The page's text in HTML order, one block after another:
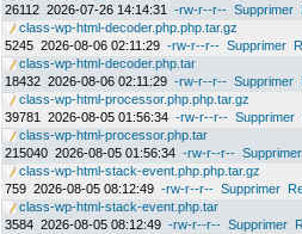
26112 2026-07-26 14:14:31 -rw-r--r-- Supprimer
class-wp-html-decoder.php.php.tar.gz
5245 2026-08-06 02:11:29 -rw-r--r-- Supprimer
class-wp-html-decoder.php.tar
18432 2026-08-06 02:11:29 -rw-r--r-- Supprimer
class-wp-html-processor.php.php.tar.gz
39781
2026-08-05 01:56:34 -rw-r--r-- Supprimer
class-wp-html-processor.php.tar
215040 2026-08-05 01:56:34 -rw-r--r-- Supprimer
class-wp-html-stack-event.php.php.tar.gz
759 2026-08-05 08:12:49 -rw-r--r-- Supprimer
class-wp-html-stack-event.php.tar
3584 2026-08-05 08:12:49 -rw-r--r-- Supprimer